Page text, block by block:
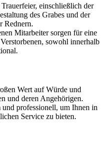
einschließlich der
des Grabes und der
Rednern.
Mitarbeiter sorgen für eine
sowohl innerhalb
Wert auf Würde und
und deren Angehörigen.
und professionell, um Ihnen in
Service zu bieten.